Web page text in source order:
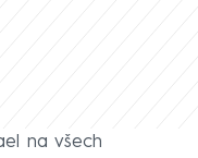
na všech